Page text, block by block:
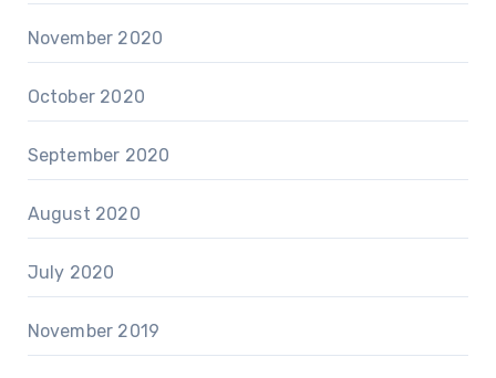
November 2020
October 2020
September 2020
August 2020
July 2020
November 2019